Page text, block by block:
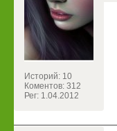
Историй: 10
Коментов: 312
Рег: 1.04.2012